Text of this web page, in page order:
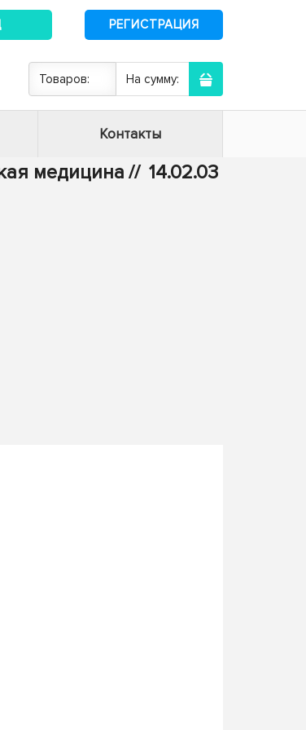
РЕГИСТРАЦИЯ
Товаров: На сумму:
Контакты
медицина // 14.02.03